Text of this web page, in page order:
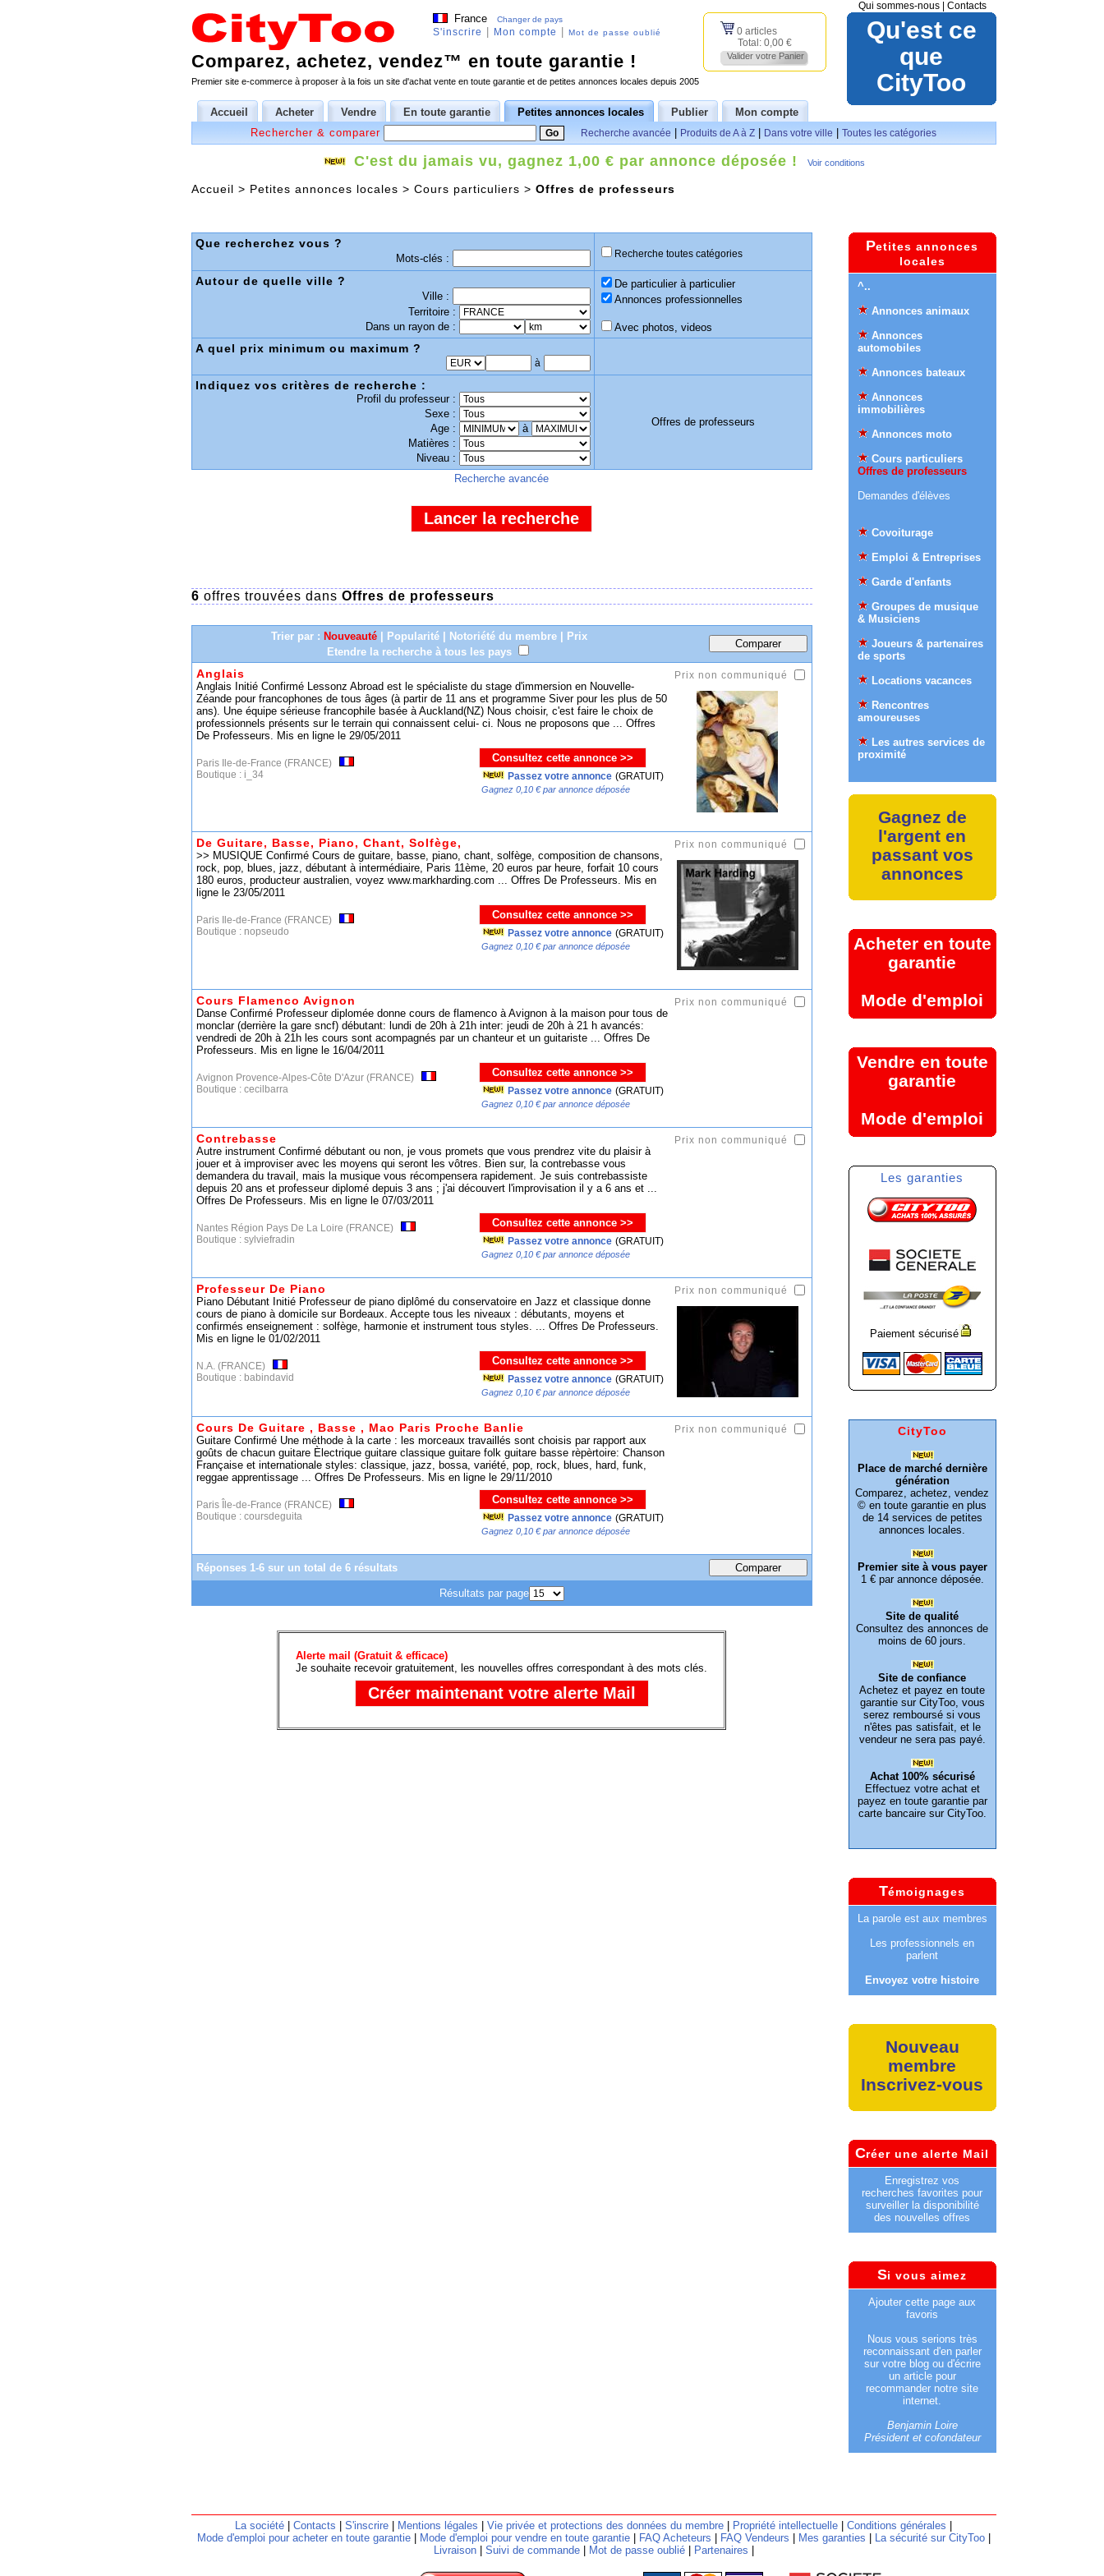
Qui sommes-nous| Contacts
France Changer de pays
S'inscrire Mon compte Mot de passe oublié
0 articles
Total: 0,00 €
Valider votre Panier
Qu'est ce
que
CityToo
Comparez, achetez, vendez™ en toute garantie !
Premier site e-commerce à proposer à la fois un site d'achat vente en toute garantie et de petites annonces locales depuis 2005
Accueil Acheter Vendre En toute garantie Petites annonces locales Publier
Mon compte
Rechercher & comparer
Recherche avancée Produits de A à Z Dans votre ville Toutes les catégories
C'est du jamais vu, gagnez 1,00 € par annonce déposée ! Voir conditions
Accueil > Petites annonces locales > Cours particuliers > Offres de professeurs
Que recherchez vous ?
Mots-clés : Recherche toutes catégories
Autour de quelle ville ?
Ville :
Territoire :
Dans un rayon de :
De particulier à particulier
Annonces professionnelles
Avec photos, videos
A quel prix minimum ou maximum ?
à
Indiquez vos critères de recherche :
Profil du professeur :
Sexe :
Age :
à
Matières :
Niveau :
Offres de professeurs
Recherche avancée
6 offres trouvées dans Offres de professeurs
Trier par : Nouveauté| Popularité| Notoriété du membre|
Prix
Etendre la recherche à tous les pays
Anglais
Anglais Initié Confirmé Lessonz Abroad est le spécialiste du stage d'immersion en Nouvelle-
Zéande pour francophones de tous âges (à partir de 11 ans et programme Siver pour les plus de 50
ans). Une équipe sérieuse francophile basée à Auckland(NZ) Nous choisir, c'est faire le choix de
professionnels présents sur le terrain qui connaissent celui- ci. Nous ne proposons que ... Offres
De Professeurs. Mis en ligne le 29/05/2011
Paris Ile-de-France (FRANCE)
Boutique : i_34
Consultez cette annonce >>
Passez votre annonce (GRATUIT)
Gagnez 0,10 € par annonce déposée
Prix non communiqué
De Guitare, Basse, Piano, Chant, Solfège,
>> MUSIQUE Confirmé Cours de guitare, basse, piano, chant, solfège, composition de chansons,
rock, pop, blues, jazz, débutant à intermédiaire, Paris 11ème, 20 euros par heure, forfait 10 cours
180 euros, producteur australien, voyez www.markharding.com ... Offres De Professeurs. Mis en
ligne le 23/05/2011
Paris Ile-de-France (FRANCE)
Boutique : nopseudo
Consultez cette annonce >>
Passez votre annonce (GRATUIT)
Gagnez 0,10 € par annonce déposée
Prix non communiqué
Cours Flamenco Avignon
Danse Confirmé Professeur diplomée donne cours de flamenco à Avignon à la maison pour tous de
monclar (derrière la gare sncf) débutant: lundi de 20h à 21h inter: jeudi de 20h à 21 h avancés:
vendredi de 20h à 21h les cours sont acompagnés par un chanteur et un guitariste ... Offres De
Professeurs. Mis en ligne le 16/04/2011
Avignon Provence-Alpes-Côte D'Azur (FRANCE)
Boutique : cecilbarra
Consultez cette annonce >>
Passez votre annonce (GRATUIT)
Gagnez 0,10 € par annonce déposée
Prix non communiqué
Contrebasse
Autre instrument Confirmé débutant ou non, je vous promets que vous prendrez vite du plaisir à
jouer et à improviser avec les moyens qui seront les vôtres. Bien sur, la contrebasse vous
demandera du travail, mais la musique vous récompensera rapidement. Je suis contrebassiste
depuis 20 ans et professeur diplomé depuis 3 ans ; j'ai découvert l'improvisation il y a 6 ans et ...
Offres De Professeurs. Mis en ligne le 07/03/2011
Nantes Région Pays De La Loire (FRANCE)
Boutique : sylviefradin
Consultez cette annonce >>
Passez votre annonce (GRATUIT)
Gagnez 0,10 € par annonce déposée
Prix non communiqué
Professeur De Piano
Piano Débutant Initié Professeur de piano diplômé du conservatoire en Jazz et classique donne
cours de piano à domicile sur Bordeaux. Accepte tous les niveaux : débutants, moyens et
confirmés enseignement : solfège, harmonie et instrument tous styles. ... Offres De Professeurs.
Mis en ligne le 01/02/2011
N.A. (FRANCE)
Boutique : babindavid
Consultez cette annonce >>
Passez votre annonce (GRATUIT)
Gagnez 0,10 € par annonce déposée
Prix non communiqué
Cours De Guitare , Basse , Mao Paris Proche Banlie
Guitare Confirmé Une méthode à la carte : les morceaux travaillés sont choisis par rapport aux
goûts de chacun guitare Èlectrique guitare classique guitare folk guitare basse rèpèrtoire: Chanson
Française et internationale styles: classique, jazz, bossa, variété, pop, rock, blues, hard, funk,
reggae apprentissage ... Offres De Professeurs. Mis en ligne le 29/11/2010
Paris Île-de-France (FRANCE)
Boutique : coursdeguita
Consultez cette annonce >>
Passez votre annonce (GRATUIT)
Gagnez 0,10 € par annonce déposée
Prix non communiqué
Réponses 1-6 sur un total de 6 résultats
Résultats par page
Alerte mail (Gratuit & efficace)
Je souhaite recevoir gratuitement, les nouvelles offres correspondant à des mots clés.
Petites annonces
locales
^..
Annonces animaux
Annonces
automobiles
Annonces bateaux
Annonces
immobilières
Annonces moto
Cours particuliers
Offres de professeurs
Demandes d'élèves
Covoiturage
Emploi & Entreprises
Garde d'enfants
Groupes de musique
& Musiciens
Joueurs & partenaires
de sports
Locations vacances
Rencontres
amoureuses
Les autres services de
proximité
Gagnez de
l'argent en
passant vos
annonces
Acheter en toute
garantie
Mode d'emploi
Vendre en toute
garantie
Mode d'emploi
Les garanties
Paiement sécurisé
CityToo
Place de marché dernière
génération
Comparez, achetez, vendez
© en toute garantie en plus
de 14 services de petites
annonces locales.
Premier site à vous payer
1 € par annonce déposée.
Site de qualité
Consultez des annonces de
moins de 60 jours.
Site de confiance
Achetez et payez en toute
garantie sur CityToo, vous
serez remboursé si vous
n'êtes pas satisfait, et le
vendeur ne sera pas payé.
Achat 100% sécurisé
Effectuez votre achat et
payez en toute garantie par
carte bancaire sur CityToo.
Témoignages
La parole est aux membres
Les professionnels en
parlent
Envoyez votre histoire
Nouveau
membre
Inscrivez-vous
Créer une alerte Mail
Enregistrez vos
recherches favorites pour
surveiller la disponibilité
des nouvelles offres
Si vous aimez
Ajouter cette page aux
favoris
Nous vous serions très
reconnaissant d'en parler
sur votre blog ou d'écrire
un article pour
recommander notre site
internet.
Benjamin Loire
Président et cofondateur
La société Contacts S'inscrire Mentions légales Vie privée et protections des données du membre Propriété intellectuelle Conditions générales
Mode d'emploi pour acheter en toute garantie| Mode d'emploi pour vendre en toute garantie| FAQ Acheteurs FAQ Vendeurs Mes garanties La sécurité sur CityToo|
Livraison| Suivi de commande| Mot de passe oublié| Partenaires